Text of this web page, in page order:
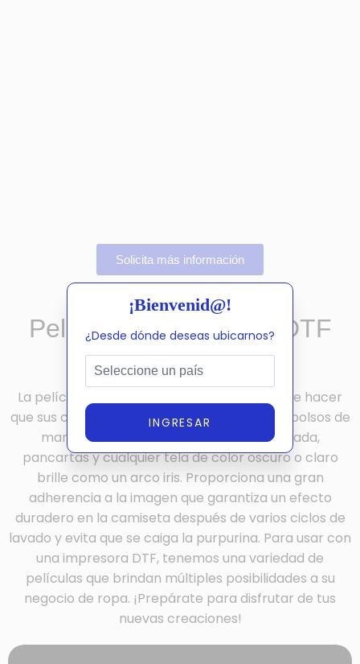
¡Bienvenid@!
¿Desde dónde deseas ubicarnos?
INGRESAR
Solicita más información
Película de purpurina DTF
OtterPro
(Despegar en frío)
La película de purpurina DTF OtterPro puede hacer
que sus camisetas, sudaderas con capucha, bolsos de
mano, gorras, zapatos, fundas de almohada,
pancartas y cualquier tela de color oscuro o claro
brille como un arco iris. Proporciona una gran
adherencia a la imagen que garantiza un efecto
duradero en la camiseta después de varios ciclos de
lavado y evita que se caiga la purpurina. Para usar con
una impresora DTF, tenemos una variedad de
películas que brindan múltiples posibilidades a su
negocio de ropa. ¡Prepárate para disfrutar de tus
nuevas creaciones!